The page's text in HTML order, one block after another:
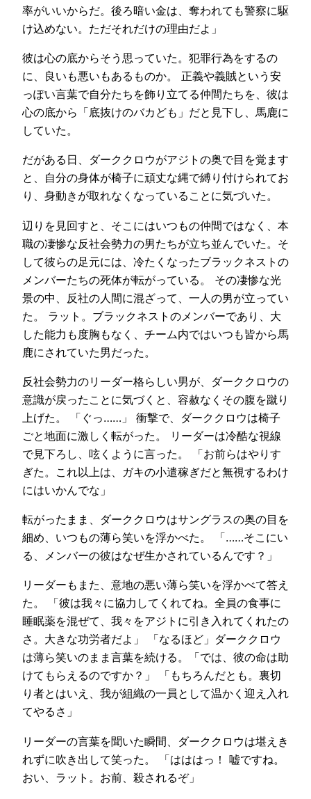
率がいいからだ。後ろ暗い金は、奪われても警察に駆
け込めない。ただそれだけの理由だよ」
彼は心の底からそう思っていた。犯罪行為をするの
に、良いも悪いもあるものか。 正義や義賊という安
っぽい言葉で自分たちを飾り立てる仲間たちを、彼は
心の底から「底抜けのバカども」だと見下し、馬鹿に
していた。
だがある日、ダーククロウがアジトの奥で目を覚ます
と、自分の身体が椅子に頑丈な縄で縛り付けられてお
り、身動きが取れなくなっていることに気づいた。
辺りを見回すと、そこにはいつもの仲間ではなく、本
職の凄惨な反社会勢力の男たちが立ち並んでいた。そ
して彼らの足元には、冷たくなったブラックネストの
メンバーたちの死体が転がっている。 その凄惨な光
景の中、反社の人間に混ざって、一人の男が立ってい
た。 ラット。ブラックネストのメンバーであり、大
した能力も度胸もなく、チーム内ではいつも皆から馬
鹿にされていた男だった。
反社会勢力のリーダー格らしい男が、ダーククロウの
意識が戻ったことに気づくと、容赦なくその腹を蹴り
上げた。 「ぐっ……」 衝撃で、ダーククロウは椅子
ごと地面に激しく転がった。 リーダーは冷酷な視線
で見下ろし、呟くように言った。 「お前らはやりす
ぎた。これ以上は、ガキの小遣稼ぎだと無視するわけ
にはいかんでな」
転がったまま、ダーククロウはサングラスの奥の目を
細め、いつもの薄ら笑いを浮かべた。 「……そこにい
る、メンバーの彼はなぜ生かされているんです？」
リーダーもまた、意地の悪い薄ら笑いを浮かべて答え
た。 「彼は我々に協力してくれてね。全員の食事に
睡眠薬を混ぜて、我々をアジトに引き入れてくれたの
さ。大きな功労者だよ」 「なるほど」ダーククロウ
は薄ら笑いのまま言葉を続ける。「では、彼の命は助
けてもらえるのですか？」 「もちろんだとも。裏切
り者とはいえ、我が組織の一員として温かく迎え入れ
てやるさ」
リーダーの言葉を聞いた瞬間、ダーククロウは堪えき
れずに吹き出して笑った。 「はははっ！ 嘘ですね。
おい、ラット。お前、殺されるぞ」